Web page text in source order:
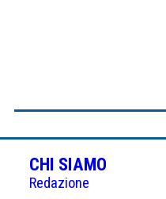
CHI SIAMO
Redazione